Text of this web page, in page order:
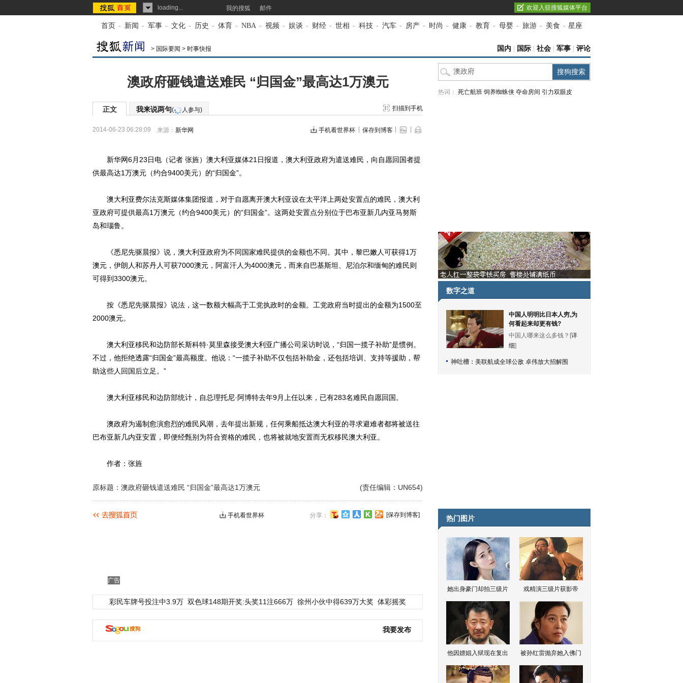
loading... 我的搜狐 邮件 欢迎入驻搜狐媒体平台
首页 - 新闻 - 军事 - 文化 - 历史 - 体育 - NBA - 视频 - 娱谈 - 财经 - 世相 - 科技 - 汽车 - 房产 - 时尚 - 健康 - 教育 - 母婴 - 旅游 - 美食 - 星座
> 国际要闻 > 时事快报 国内 国际 社会 军事 评论
澳政府砸钱遣送难民 “归国金”最高达1万澳元
正文 我来说两句( 人参与) 扫描到手机
2014-06-23 06:28:09 来源： 新华网 手机看世界杯 保存到博客
新华网6月23日电（记者 张旌）澳大利亚媒体21日报道，澳大利亚政府为遣送难民，向自愿回国者提
供最高达1万澳元（约合9400美元）的“归国金”。
澳大利亚费尔法克斯媒体集团报道，对于自愿离开澳大利亚设在太平洋上两处安置点的难民，澳大利
亚政府可提供最高1万澳元（约合9400美元）的“归国金”。这两处安置点分别位于巴布亚新几内亚马努斯
岛和瑙鲁。
《悉尼先驱晨报》说，澳大利亚政府为不同国家难民提供的金额也不同。其中，黎巴嫩人可获得1万
澳元，伊朗人和苏丹人可获7000澳元，阿富汗人为4000澳元，而来自巴基斯坦、尼泊尔和缅甸的难民则
可得到3300澳元。
按《悉尼先驱晨报》说法，这一数额大幅高于工党执政时的金额。工党政府当时提出的金额为1500至
2000澳元。
澳大利亚移民和边防部长斯科特·莫里森接受澳大利亚广播公司采访时说，“归国一揽子补助”是惯例。
不过，他拒绝透露“归国金”最高额度。他说：“一揽子补助不仅包括补助金，还包括培训、支持等援助，帮
助这些人回国后立足。”
澳大利亚移民和边防部统计，自总理托尼·阿博特去年9月上任以来，已有283名难民自愿回国。
澳政府为遏制愈演愈烈的难民风潮，去年提出新规，任何乘船抵达澳大利亚的寻求避难者都将被送往
巴布亚新几内亚安置，即便经甄别为符合资格的难民，也将被就地安置而无权移民澳大利亚。
作者：张旌
(责任编辑：UN654)
原标题：澳政府砸钱遣送难民 “归国金”最高达1万澳元
分享： [保存到博客]
手机看世界杯
广告
彩民车牌号投注中3.9万 双色球148期开奖:头奖11注666万 徐州小伙中得639万大奖 体彩摇奖
我要发布
热词： 死亡航班 饲养蜘蛛侠 夺命房间 引力双眼皮
数字之道
中国人明明比日本人穷,为
何看起来却更有钱?
中国人哪来这么多钱？[详
细]
神吐槽： 美联航成全球公敌 卓伟放大招解围
热门图片
她出身豪门却拍三级片 戏精演三级片获影帝
他因嫖娼入狱现在复出 被孙红雷抛弃她入佛门